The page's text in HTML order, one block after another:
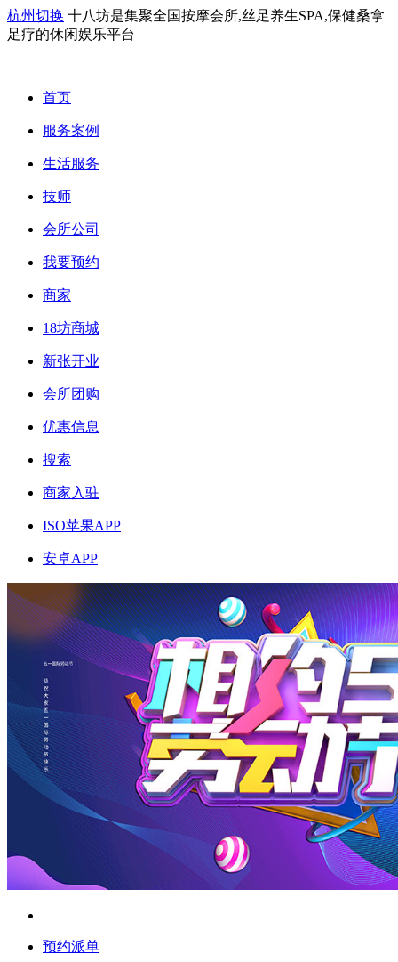
杭州切换 十八坊是集聚全国按摩会所,丝足养生SPA,保健桑拿
足疗的休闲娱乐平台
首页
服务案例
生活服务
技师
会所公司
我要预约
商家
18坊商城
新张开业
会所团购
优惠信息
搜索
商家入驻
ISO苹果APP
安卓APP
预约派单